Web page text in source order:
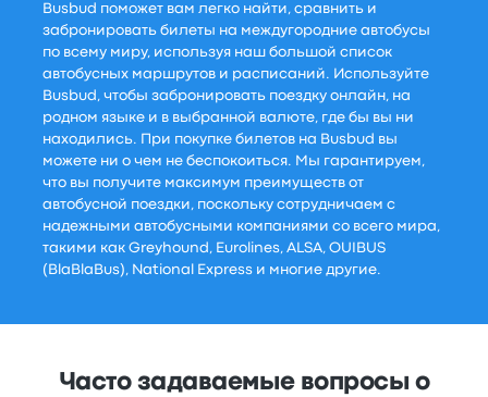
Busbud поможет вам легко найти, сравнить и
забронировать билеты на междугородние автобусы
по всему миру, используя наш большой список
автобусных маршрутов и расписаний. Используйте
Busbud, чтобы забронировать поездку онлайн, на
родном языке и в выбранной валюте, где бы вы ни
находились. При покупке билетов на Busbud вы
можете ни о чем не беспокоиться. Мы гарантируем,
что вы получите максимум преимуществ от
автобусной поездки, поскольку сотрудничаем с
надежными автобусными компаниями со всего мира,
такими как Greyhound, Eurolines, ALSA, OUIBUS
(BlaBlaBus), National Express и многие другие.
Часто задаваемые вопросы о